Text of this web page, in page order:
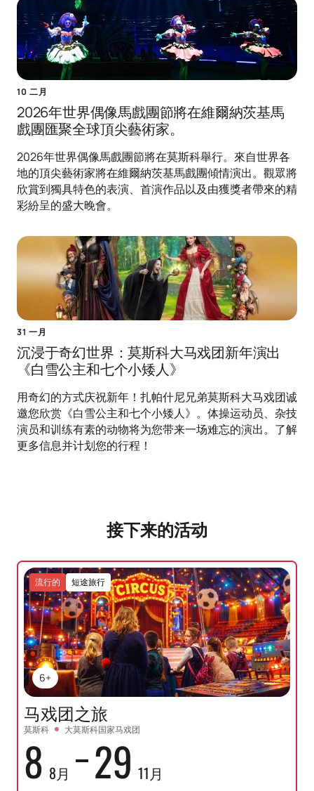
10 二月
2026年世界偶像馬戲團節將在維爾納茨基馬
戲團匯聚全球頂尖藝術家。
2026年世界偶像馬戲團節將在莫斯科舉行。來自世界各
地的頂尖藝術家將在維爾納茨基馬戲團傾情演出。觀眾將
欣賞到獨具特色的表演、首演作品以及由獲獎者帶來的精
彩紛呈的盛大晚會。
31 一月
沉浸于奇幻世界：莫斯科大马戏团新年演出
《白雪公主和七个小矮人》
用奇幻的方式庆祝新年！扎帕什尼兄弟莫斯科大马戏团诚
邀您欣赏《白雪公主和七个小矮人》。体操运动员、杂技
演员和训练有素的动物将为您带来一场难忘的演出。了解
更多信息并计划您的行程！
接下来的活动
6+
短途旅行
流行的
马戏团之旅
莫斯科 大莫斯科国家马戏团
8 8月 29 11月